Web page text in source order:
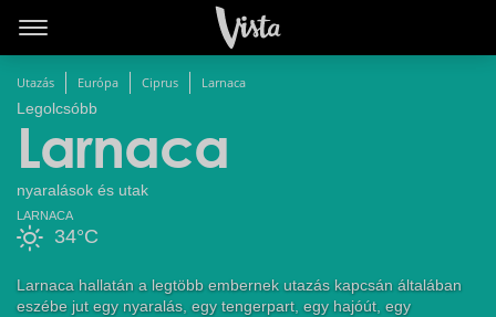
Utazás Európa Ciprus Larnaca
Legolcsóbb
Larnaca
nyaralások és utak
34°C
LARNACA
Larnaca hallatán a legtöbb embernek utazás kapcsán általában
eszébe jut egy nyaralás, egy tengerpart, egy hajóút, egy